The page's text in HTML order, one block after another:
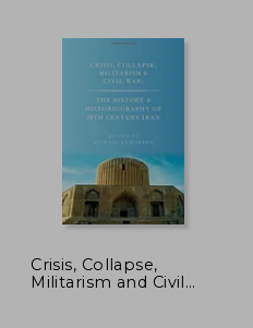
dcto.
Crisis, Collapse,
Militarism and Civil